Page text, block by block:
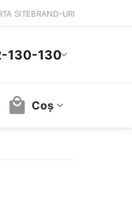
SITEBRAND-URI
130-130
Coș